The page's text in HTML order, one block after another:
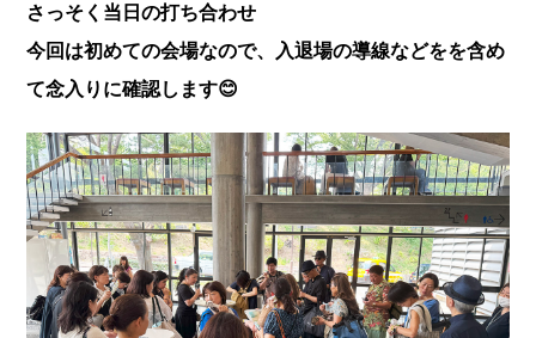
さっそく当日の打ち合わせ
今回は初めての会場なので、入退場の導線などをを含め
て念入りに確認します😊